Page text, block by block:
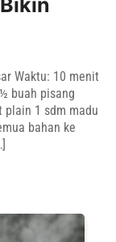
Waktu: 10 menit
buah pisang
plain 1 sdm madu
bahan ke